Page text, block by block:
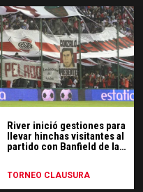
River inició gestiones para
llevar hinchas visitantes al
partido con Banfield de la
TORNEO CLAUSURA